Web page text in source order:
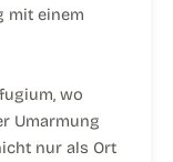
mit einem
wo
Umarmung
nur als Ort